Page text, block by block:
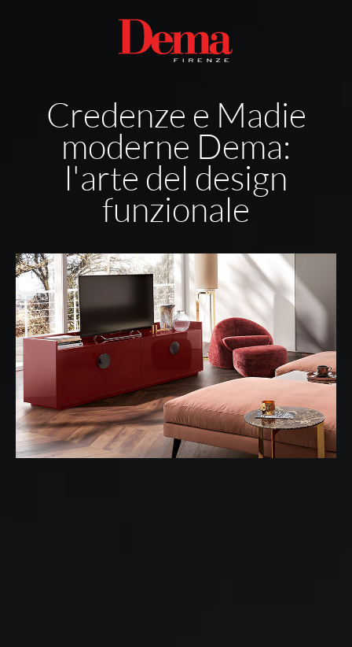
Credenze e Madie
moderne Dema:
l'arte del design
funzionale